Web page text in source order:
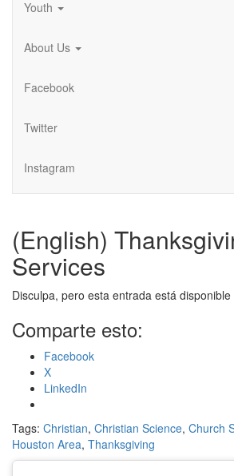
Youth
About Us
Facebook
Twitter
Instagram
(English)
Services
Disculpa, pero esta entrada está disponible
Comparte esto:
Facebook
X
LinkedIn
Tags: Christian, Christian Science, Church
Houston Area, Thanksgiving